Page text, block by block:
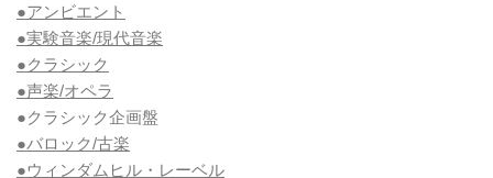
●アンビエント
●実験音楽/現代音楽
●クラシック
●声楽/オペラ
●クラシック企画盤
●バロック/古楽
●ウィンダムヒル・レーベル